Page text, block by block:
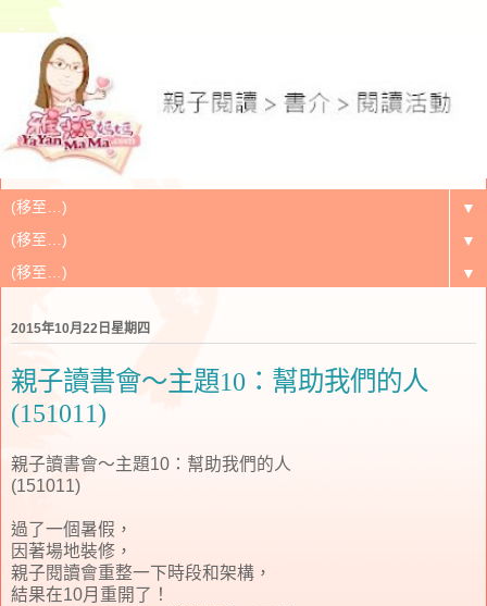
▼
▼
▼
2015年10月22日星期四
親子讀書會～主題10：幫助我們的人
(151011)
親子讀書會～主題10：幫助我們的人
(151011)
過了一個暑假，
因著場地裝修，
親子閱讀會重整一下時段和架構，
結果在10月重開了！